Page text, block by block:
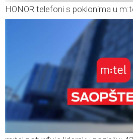
HONOR telefoni s poklonima u